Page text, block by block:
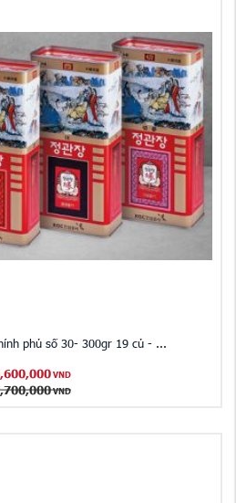
phủ số 30- 300gr 19 củ - ...
VND
VND